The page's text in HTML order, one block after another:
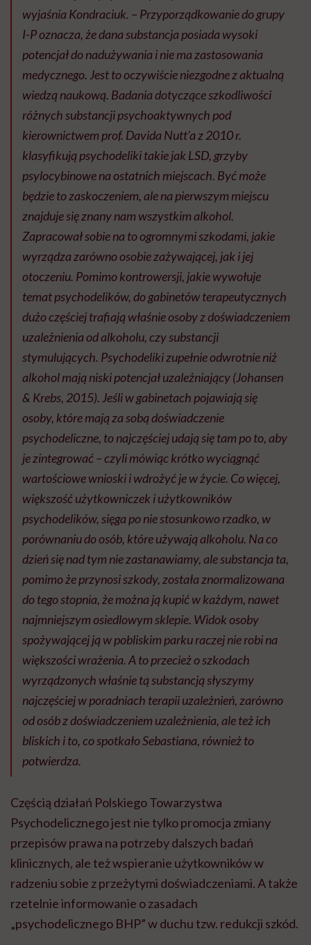
wyjaśnia Kondraciuk. – Przyporządkowanie do grupy
I-P oznacza, że dana substancja posiada wysoki
potencjał do nadużywania i nie ma zastosowania
medycznego. Jest to oczywiście niezgodne z aktualną
wiedzą naukową. Badania dotyczące szkodliwości
różnych substancji psychoaktywnych pod
kierownictwem prof. Davida Nutt’a z 2010 r.
klasyfikują psychodeliki takie jak LSD, grzyby
psylocybinowe na ostatnich miejscach. Być może
będzie to zaskoczeniem, ale na pierwszym miejscu
znajduje się znany nam wszystkim alkohol.
Zapracował sobie na to ogromnymi szkodami, jakie
wyrządza zarówno osobie zażywającej, jak i jej
otoczeniu. Pomimo kontrowersji, jakie wywołuje
temat psychodelików, do gabinetów terapeutycznych
dużo częściej trafiają właśnie osoby z doświadczeniem
uzależnienia od alkoholu, czy substancji
stymulujących. Psychodeliki zupełnie odwrotnie niż
alkohol mają niski potencjał uzależniający (Johansen
& Krebs, 2015). Jeśli w gabinetach pojawiają się
osoby, które mają za sobą doświadczenie
psychodeliczne, to najczęściej udają się tam po to, aby
je zintegrować – czyli mówiąc krótko wyciągnąć
wartościowe wnioski i wdrożyć je w życie. Co więcej,
większość użytkowniczek i użytkowników
psychodelików, sięga po nie stosunkowo rzadko, w
porównaniu do osób, które używają alkoholu. Na co
dzień się nad tym nie zastanawiamy, ale substancja ta,
pomimo że przynosi szkody, została znormalizowana
do tego stopnia, że można ją kupić w każdym, nawet
najmniejszym osiedlowym sklepie. Widok osoby
spożywającej ją w pobliskim parku raczej nie robi na
większości wrażenia. A to przecież o szkodach
wyrządzonych właśnie tą substancją słyszymy
najczęściej w poradniach terapii uzależnień, zarówno
od osób z doświadczeniem uzależnienia, ale też ich
bliskich i to, co spotkało Sebastiana, również to
potwierdza.
Częścią działań Polskiego Towarzystwa
Psychodelicznego jest nie tylko promocja zmiany
przepisów prawa na potrzeby dalszych badań
klinicznych, ale też wspieranie użytkowników w
radzeniu sobie z przeżytymi doświadczeniami. A także
rzetelnie informowanie o zasadach
„psychodelicznego BHP” w duchu tzw. redukcji szkód.